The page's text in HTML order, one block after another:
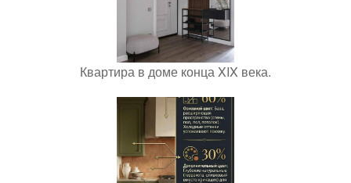
Квартира в доме конца XIX века.